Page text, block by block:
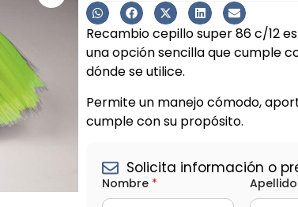
Recambio cepillo super 86 c/12
una opción sencilla que cumple
dónde se utilice.
Permite un manejo cómodo,
cumple con su propósito.
Solicita información o
Nombre *